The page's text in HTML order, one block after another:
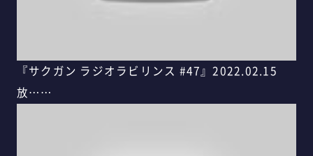
『サクガン ラジオラビリンス #47』2022.02.15
放……